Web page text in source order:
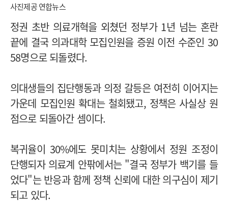
사진제공 연합뉴스
정권 초반 의료개혁을 외쳤던 정부가 1년 넘는 혼란
끝에 결국 의과대학 모집인원을 증원 이전 수준인 30
58명으로 되돌렸다.
의대생들의 집단행동과 의정 갈등은 여전히 이어지는
가운데 모집인원 확대는 철회됐고, 정책은 사실상 원
점으로 되돌아간 셈이다.
복귀율이 30%에도 못미치는 상황에서 정원 조정이
단행되자 의료계 안팎에서는 "결국 정부가 백기를 들
었다"는 반응과 함께 정책 신뢰에 대한 의구심이 제기
되고 있다.